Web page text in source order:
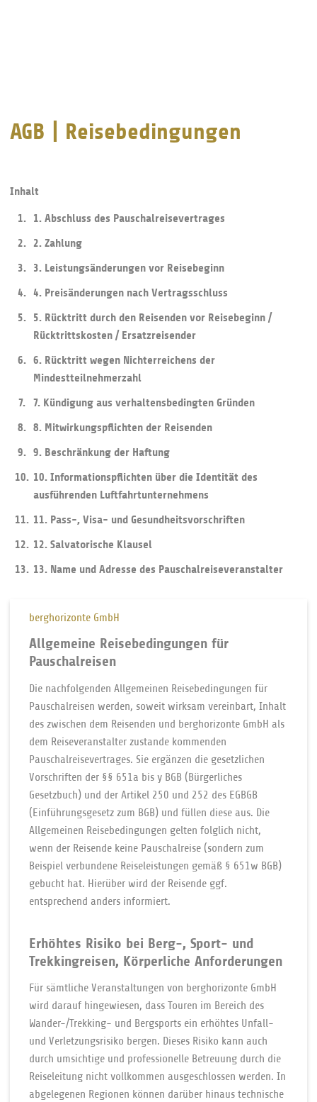
AGB | Reisebedingungen
Inhalt
1. Abschluss des Pauschalreisevertrages
2. Zahlung
3. Leistungsänderungen vor Reisebeginn
4. Preisänderungen nach Vertragsschluss
5. Rücktritt durch den Reisenden vor Reisebeginn /
Rücktrittskosten / Ersatzreisender
6. Rücktritt wegen Nichterreichens der
Mindestteilnehmerzahl
7. Kündigung aus verhaltensbedingten Gründen
8. Mitwirkungspflichten der Reisenden
9. Beschränkung der Haftung
10. Informationspflichten über die Identität des
ausführenden Luftfahrtunternehmens
11. Pass-, Visa- und Gesundheitsvorschriften
12. Salvatorische Klausel
13. Name und Adresse des Pauschalreiseveranstalter
berghorizonte GmbH
Allgemeine Reisebedingungen für
Pauschalreisen
Die nachfolgenden Allgemeinen Reisebedingungen für
Pauschalreisen werden, soweit wirksam vereinbart, Inhalt
des zwischen dem Reisenden und berghorizonte GmbH als
dem Reiseveranstalter zustande kommenden
Pauschalreisevertrages. Sie ergänzen die gesetzlichen
Vorschriften der §§ 651a bis y BGB (Bürgerliches
Gesetzbuch) und der Artikel 250 und 252 des EGBGB
(Einführungsgesetz zum BGB) und füllen diese aus. Die
Allgemeinen Reisebedingungen gelten folglich nicht,
wenn der Reisende keine Pauschalreise (sondern zum
Beispiel verbundene Reiseleistungen gemäß § 651w BGB)
gebucht hat. Hierüber wird der Reisende ggf.
entsprechend anders informiert.
Er­höh­tes Ri­si­ko bei Berg-, Sport- und
Trek­kin­grei­sen, Kör­per­li­che Anforderungen
Fü­r sämt­li­che Ver­an­stal­tun­gen von berg­ho­ri­zon­te GmbH
wird da­rauf hin­ge­wie­sen, dass Tou­ren im Be­reich des
Wan­der-/Trek­king- und Berg­sports ein er­höh­tes Un­fall-
und Ver­let­zungs­ri­si­ko ber­gen. Die­ses Ri­si­ko kann auch
durch um­sich­ti­ge und pro­fes­sio­nel­le Be­treu­ung durch die
Rei­se­lei­tung nicht voll­kom­men aus­ge­schlos­sen wer­den. In
ab­ge­le­ge­nen Re­gio­nen kön­nen da­rü­ber hi­naus tech­ni­sche